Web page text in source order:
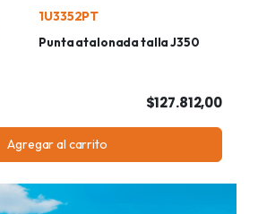
1U3352PT
Punta atalonada talla J350
$127.812,00
Agregar al carrito